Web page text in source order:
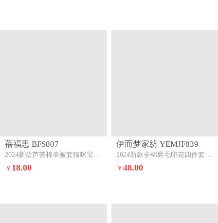
蓓福思 BFS807
2024新款芦荟棉单被套猫咪宝贝绿
￥ 18.00
伊而梦家纺 YEMJF839
2024新款全棉磨毛印花四件套系列单品被套梵客-灰
￥ 48.00